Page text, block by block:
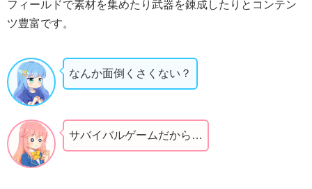
フィールドで素材を集めたり武器を錬成したりとコンテン
ツ豊富です。
なんか面倒くさくない？
サバイバルゲームだから…